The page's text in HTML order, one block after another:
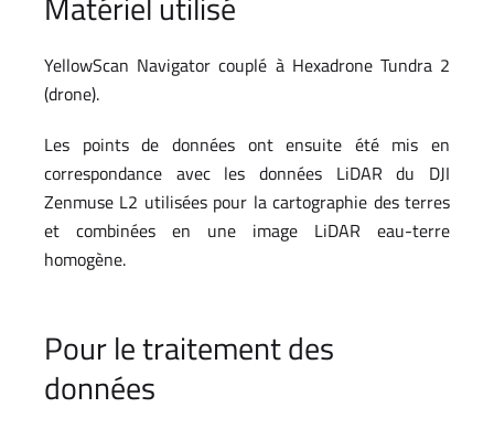
YellowScan Navigator couplé à Hexadrone Tundra 2
(drone).
Les points de données ont ensuite été mis en
correspondance avec les données LiDAR du DJI
Zenmuse L2 utilisées pour la cartographie des terres
et combinées en une image LiDAR eau-terre
homogène.
Pour le traitement des
données